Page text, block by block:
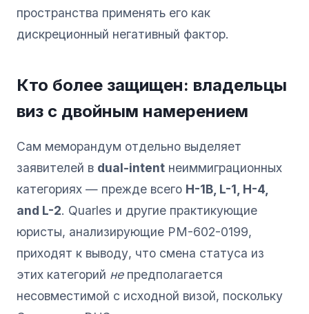
пространства применять его как
дискреционный негативный фактор.
Кто более защищен: владельцы
виз с двойным намерением
Сам меморандум отдельно выделяет
заявителей в dual-intent неиммиграционных
категориях — прежде всего H-1B, L-1, H-4,
and L-2. Quarles и другие практикующие
юристы, анализирующие PM-602-0199,
приходят к выводу, что смена статуса из
этих категорий непредполагается
несовместимой с исходной визой, поскольку